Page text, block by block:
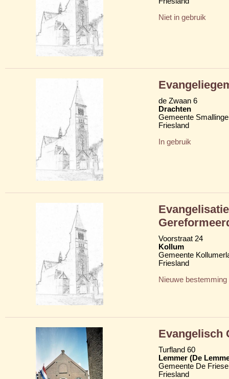
Niet in gebruik
de Zwaan 6
Drachten
Gemeente
Friesland
In gebruik
Voorstraat 24
Kollum
Gemeente
Friesland
Nieuwe bestemming
Evangelisch
Turfland 60
Lemmer (De
Gemeente De
Friesland